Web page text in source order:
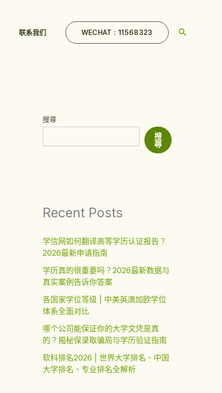
联系我们 WECHAT : 11568323 Search
搜尋
搜
尋
Recent Posts
学信网如何翻译高等学历认证报告？
2026最新申请指南
学历真的很重要吗？2026最新数据与
真实案例告诉你答案
各国家学位等级 | 中美英澳加欧学位
体系全面对比
哪个公司能保证你的大学文凭是真
的？揭秘保录取骗局与学历验证指南
软科排名2026 | 世界大学排名、中国
大学排名、专业排名全解析